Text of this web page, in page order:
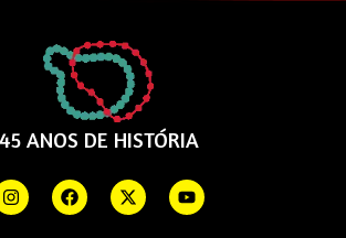
45 ANOS DE HISTÓRIA